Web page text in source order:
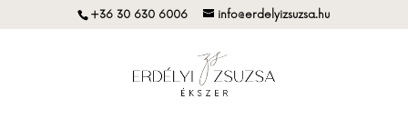
+36 30 630 6006 info@erdelyizsuzsa.hu